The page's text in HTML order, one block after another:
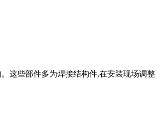
这些部件多为焊接结构件,在安装现场调整